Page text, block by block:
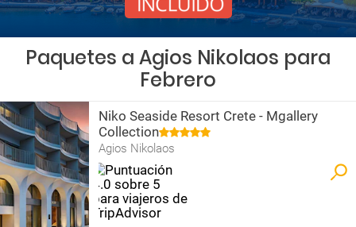
Paquetes a Agios Nikolaos para
Febrero
Niko Seaside Resort Crete - Mgallery
Collection
Agios Nikolaos